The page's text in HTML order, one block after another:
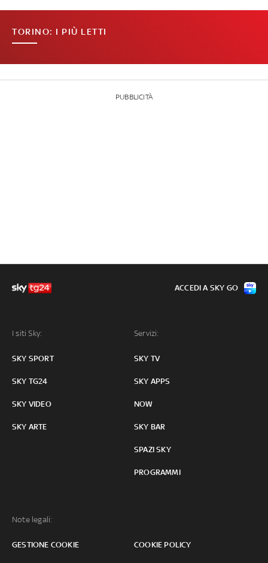
TORINO: I PIÙ LETTI
PUBBLICITÀ
I siti Sky:
SKY SPORT
SKY TG24
SKY VIDEO
SKY ARTE
Servizi:
SKY TV
SKY APPS
NOW
SKY BAR
SPAZI SKY
PROGRAMMI
Note legali:
GESTIONE COOKIE COOKIE POLICY
ACCEDI A SKY GO